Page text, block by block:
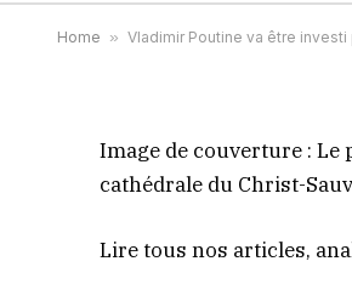
Home » Vladimir Poutine va être
By Personnel mai 7, 2024
Image de couverture :Le
cathédrale du Christ-
Lire tous nos articles,